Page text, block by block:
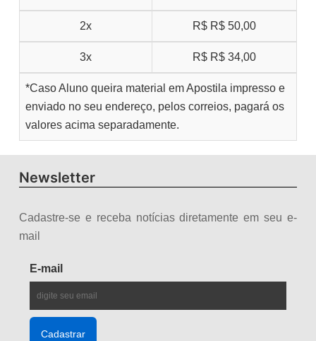
2x R$ R$ 50,00
3x R$ R$ 34,00
*Caso Aluno queira material em Apostila impresso e
enviado no seu endereço, pelos correios, pagará os
valores acima separadamente.
Newsletter
Cadastre-se e receba notícias diretamente em seu e-
mail
E-mail